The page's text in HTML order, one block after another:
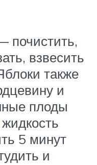
почистить,
взвесить
также
и
плоды
5 минут
и